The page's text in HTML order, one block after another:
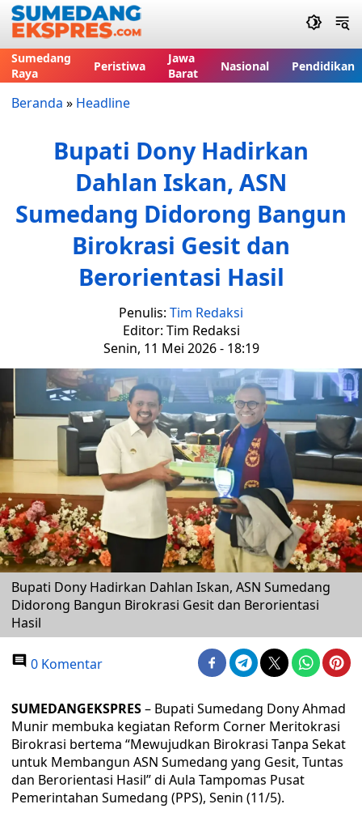
Sumedang
Raya
Peristiwa
Jawa
Barat
Nasional Pendidikan
Beranda » Headline
Bupati Dony Hadirkan
Dahlan Iskan, ASN
Sumedang Didorong Bangun
Birokrasi Gesit dan
Berorientasi Hasil
Penulis: Tim Redaksi
Editor: Tim Redaksi
Senin, 11 Mei 2026 - 18:19
Bupati Dony Hadirkan Dahlan Iskan, ASN Sumedang
Didorong Bangun Birokrasi Gesit dan Berorientasi
Hasil
0 Komentar
SUMEDANGEKSPRES– Bupati Sumedang Dony Ahmad
Munir membuka kegiatan Reform Corner Meritokrasi
Birokrasi bertema “Mewujudkan Birokrasi Tanpa Sekat
untuk Membangun ASN Sumedang yang Gesit, Tuntas
dan Berorientasi Hasil” di Aula Tampomas Pusat
Pemerintahan Sumedang (PPS), Senin (11/5).